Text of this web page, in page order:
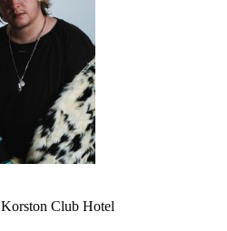
Korston Club Hotel